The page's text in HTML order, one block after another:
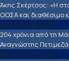
Άκης Σκέρτσος: «Η
ΟΟΣΑ και διαθέσιμο
08 Αυγ02:48:07 PM
204 χρόνια από τη
Αναγνώστης
08 Αυγ01:23:21 PM